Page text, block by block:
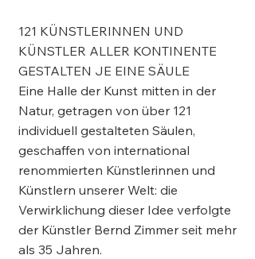
121 KÜNSTLERINNEN UND
KÜNSTLER ALLER KONTINENTE
GESTALTEN JE EINE SÄULE
Eine Halle der Kunst mitten in der
Natur, getragen von über 121
individuell gestalteten Säulen,
geschaffen von international
renommierten Künstlerinnen und
Künstlern unserer Welt: die
Verwirklichung dieser Idee verfolgte
der Künstler Bernd Zimmer seit mehr
als 35 Jahren.